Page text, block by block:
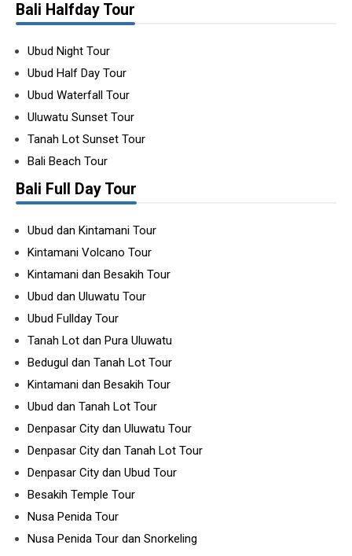
Bali Halfday Tour
Ubud Night Tour
Ubud Half Day Tour
Ubud Waterfall Tour
Uluwatu Sunset Tour
Tanah Lot Sunset Tour
Bali Beach Tour
Bali Full Day Tour
Ubud dan Kintamani Tour
Kintamani Volcano Tour
Kintamani dan Besakih Tour
Ubud dan Uluwatu Tour
Ubud Fullday Tour
Tanah Lot dan Pura Uluwatu
Bedugul dan Tanah Lot Tour
Kintamani dan Besakih Tour
Ubud dan Tanah Lot Tour
Denpasar City dan Uluwatu Tour
Denpasar City dan Tanah Lot Tour
Denpasar City dan Ubud Tour
Besakih Temple Tour
Nusa Penida Tour
Nusa Penida Tour dan Snorkeling